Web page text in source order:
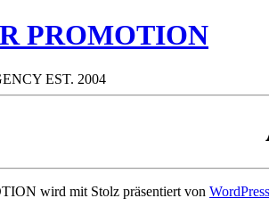
PROMOTION
EST. 2004
wird mit Stolz präsentiert von WordPress